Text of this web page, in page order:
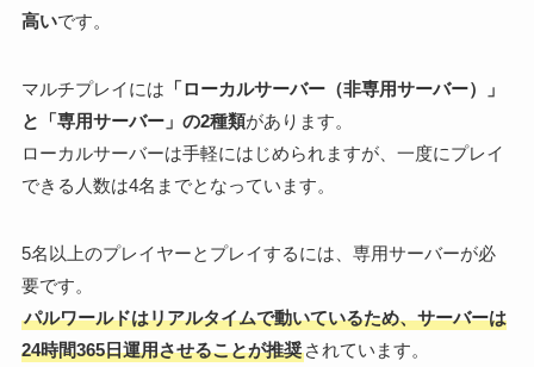
高いです。
マルチプレイには 「ローカルサーバー（非専用サーバー）」
と「専用サーバー」の2種類があります。
ローカルサーバーは手軽にはじめられますが、一度にプレイ
できる人数は4名までとなっています。
5名以上のプレイヤーとプレイするには、専用サーバーが必
要です。
パルワールドはリアルタイムで動いているため、サーバーは
24時間365日運用させることが推奨されています。